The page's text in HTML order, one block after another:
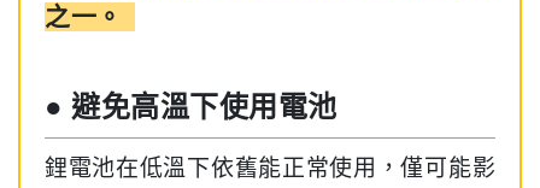
之一。
● 避免高溫下使用電池
鋰電池在低溫下依舊能正常使用，僅可能影